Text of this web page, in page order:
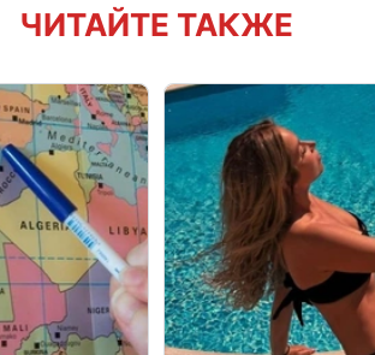
ЧИТАЙТЕ ТАКЖЕ